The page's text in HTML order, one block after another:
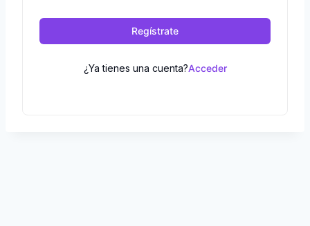
Regístrate
¿Ya tienes una cuenta?Acceder